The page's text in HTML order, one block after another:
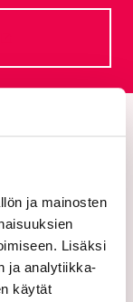
ja mainosten
Lisäksi
ja analytiikka-
käytät